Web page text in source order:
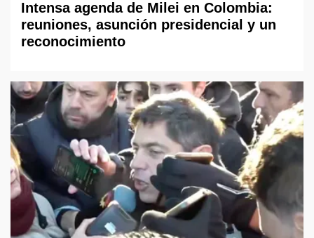
Intensa agenda de Milei en Colombia:
reuniones, asunción presidencial y un
reconocimiento